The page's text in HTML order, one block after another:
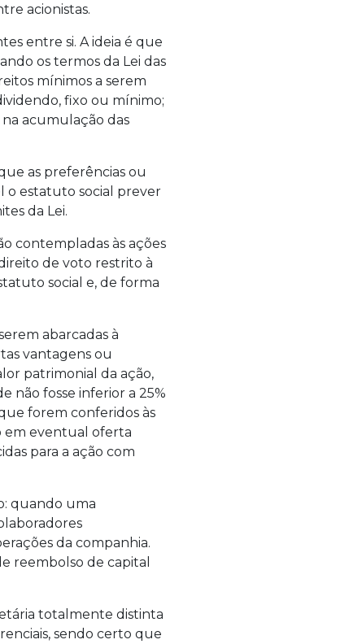
acionistas.
entre si. A ideia é que
os termos da Lei das
mínimos a serem
fixo ou mínimo;
na acumulação das
as preferências ou
o estatuto social prever
da Lei.
contempladas às ações
de voto restrito à
social e, de forma
abarcadas à
vantagens ou
patrimonial da ação,
não fosse inferior a 25%
forem conferidos às
em eventual oferta
para a ação com
quando uma
da companhia.
reembolso de capital
totalmente distinta
sendo certo que